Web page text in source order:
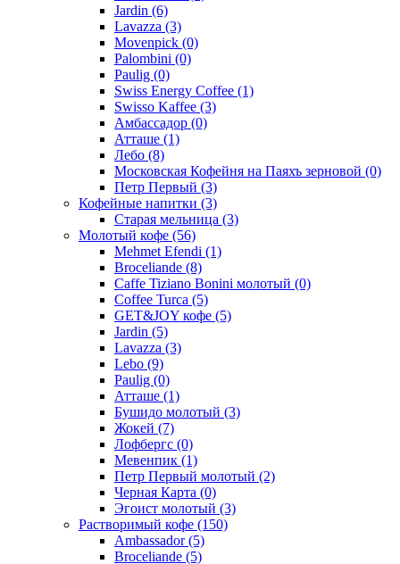
Jardin (6)
Lavazza (3)
Movenpick (0)
Palombini (0)
Paulig (0)
Swiss Energy Coffee (1)
Swisso Kaffee (3)
Амбассадор (0)
Атташе (1)
Лебо (8)
Московская Кофейня на Паяхъ зерновой (0)
Петр Первый (3)
Кофейные напитки (3)
Старая мельница (3)
Молотый кофе (56)
Mehmet Efendi (1)
Broceliande (8)
Caffe Tiziano Bonini молотый (0)
Coffee Turca (5)
GET&JOY кофе (5)
Jardin (5)
Lavazza (3)
Lebo (9)
Paulig (0)
Атташе (1)
Бушидо молотый (3)
Жокей (7)
Лофбергс (0)
Мевенпик (1)
Петр Первый молотый (2)
Черная Карта (0)
Эгоист молотый (3)
Растворимый кофе (150)
Ambassador(5)
Broceliande (5)